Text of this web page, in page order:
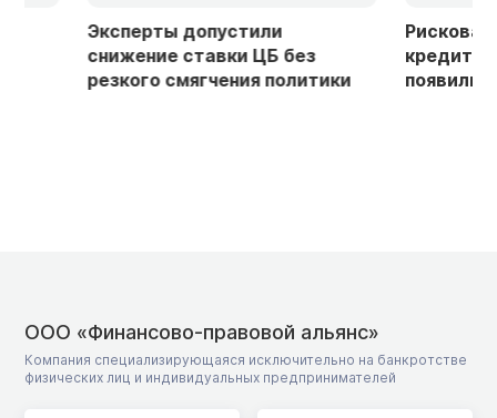
Эксперты допустили
снижение ставки ЦБ без
резкого смягчения политики
Рисковать не
кредитование
появились
ООО «Финансово-правовой альянс»
Компания специализирующаяся исключительно на банкротстве
физических лиц и индивидуальных предпринимателей